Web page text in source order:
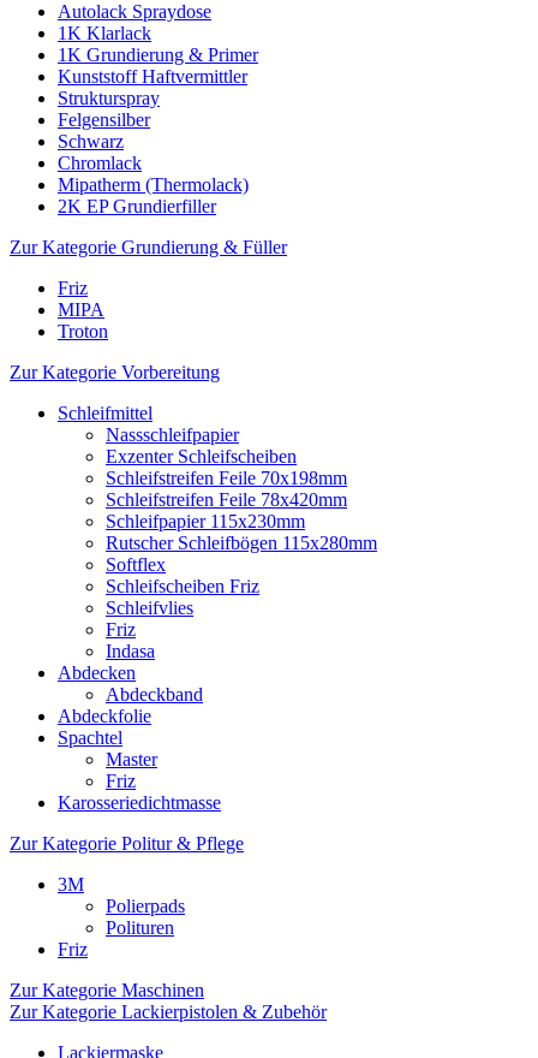
Autolack Spraydose
1K Klarlack
1K Grundierung & Primer
Kunststoff Haftvermittler
Strukturspray
Felgensilber
Schwarz
Chromlack
Mipatherm (Thermolack)
2K EP Grundierfiller
Zur Kategorie Grundierung & Füller
Friz
MIPA
Troton
Zur Kategorie Vorbereitung
Schleifmittel
Nassschleifpapier
Exzenter Schleifscheiben
Schleifstreifen Feile 70x198mm
Schleifstreifen Feile 78x420mm
Schleifpapier 115x230mm
Rutscher Schleifbögen 115x280mm
Softflex
Schleifscheiben Friz
Schleifvlies
Friz
Indasa
Abdecken
Abdeckband
Abdeckfolie
Spachtel
Master
Friz
Karosseriedichtmasse
Zur Kategorie Politur & Pflege
3M
Polierpads
Polituren
Friz
Zur Kategorie Maschinen
Zur Kategorie Lackierpistolen & Zubehör
Lackiermaske